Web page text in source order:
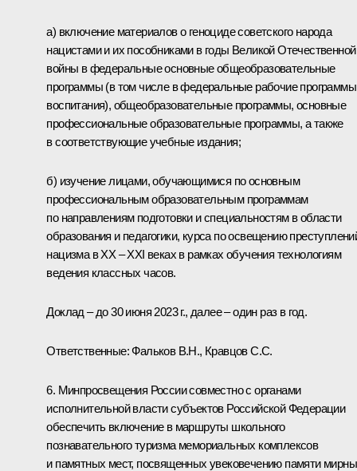
а) включение материалов о геноциде советского народа
нацистами и их пособниками в годы Великой Отечественной
войны в федеральные основные общеобразовательные
программы (в том числе в федеральные рабочие программы
воспитания), общеобразовательные программы, основные
профессиональные образовательные программы, а также
в соответствующие учебные издания;
б) изучение лицами, обучающимися по основным
профессиональным образовательным программам
по направлениям подготовки и специальностям в области
образования и педагогики, курса по освещению
нацизма в XX – XXI веках в рамках обучения технологиям
ведения классных часов.
Доклад – до 30 июня 2023 г., далее – один раз в год.
Ответственные: Фальков В.Н., Кравцов С.С.
6. Минпросвещения России совместно с органами
исполнительной власти субъектов Российской Федерации
обеспечить включение в маршруты школьного
познавательного туризма мемориальных комплексов
и памятных мест, посвященных увековечению памяти